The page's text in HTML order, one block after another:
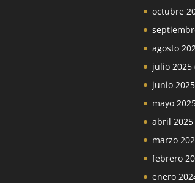
octubre
agosto
julio 2025
junio 2025
mayo
abril 2025
marzo
febrero
enero